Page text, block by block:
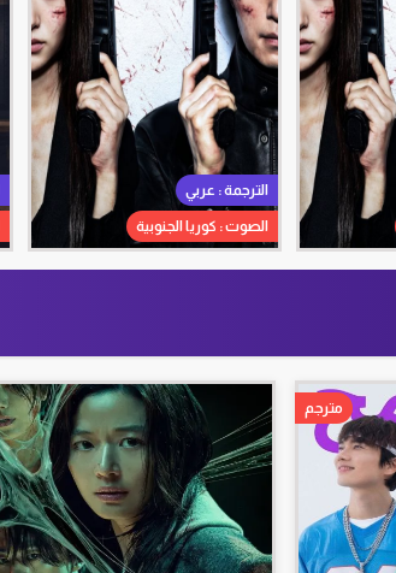
الترجمة : عربي
الصوت : كوريا الجنوبية
مترجم